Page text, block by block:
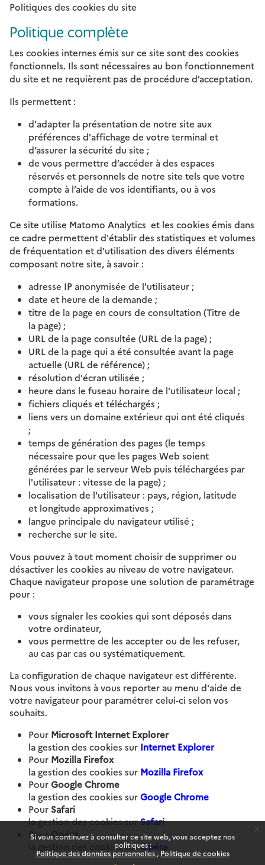
Si vous continuez à consulter ce site web, vous acceptez nos
politiques :
Politique des données personnelles Politique de cookies
Politiques des cookies du site
Politique complète
Les cookies internes émis sur ce site sont des cookies
fonctionnels. Ils sont nécessaires au bon fonctionnement
du site et ne requièrent pas de procédure d’acceptation.
Ils permettent :
d'adapter la présentation de notre site aux
préférences d'affichage de votre terminal et
d’assurer la sécurité du site ;
de vous permettre d’accéder à des espaces
réservés et personnels de notre site tels que votre
compte à l’aide de vos identifiants, ou à vos
formations.
Ce site utilise Matomo Analytics et les cookies émis dans
ce cadre permettent d'établir des statistiques et volumes
de fréquentation et d'utilisation des divers éléments
composant notre site, à savoir :
adresse IP anonymisée de l'utilisateur ;
date et heure de la demande ;
titre de la page en cours de consultation (Titre de
la page) ;
URL de la page consultée (URL de la page) ;
URL de la page qui a été consultée avant la page
actuelle (URL de référence) ;
résolution d'écran utilisée ;
heure dans le fuseau horaire de l'utilisateur local ;
fichiers cliqués et téléchargés ;
liens vers un domaine extérieur qui ont été cliqués
;
temps de génération des pages (le temps
nécessaire pour que les pages Web soient
générées par le serveur Web puis téléchargées par
l'utilisateur : vitesse de la page) ;
localisation de l'utilisateur : pays, région, latitude
et longitude approximatives ;
langue principale du navigateur utilisé ;
recherche sur le site.
Vous pouvez à tout moment choisir de supprimer ou
désactiver les cookies au niveau de votre navigateur.
Chaque navigateur propose une solution de paramétrage
pour :
vous signaler les cookies qui sont déposés dans
votre ordinateur,
vous permettre de les accepter ou de les refuser,
au cas par cas ou systématiquement.
La configuration de chaque navigateur est différente.
Nous vous invitons à vous reporter au menu d'aide de
votre navigateur pour paramétrer celui-ci selon vos
souhaits.
Pour Microsoft Internet Explorer
la gestion des cookies sur Internet Explorer
Pour Mozilla Firefox
la gestion des cookies sur Mozilla Firefox
PourGoogle Chrome
la gestion des cookies surGoogle Chrome
Pour Safari
la gestion des cookies surSafari
PourOpéra
la gestion des cookies surOpéra